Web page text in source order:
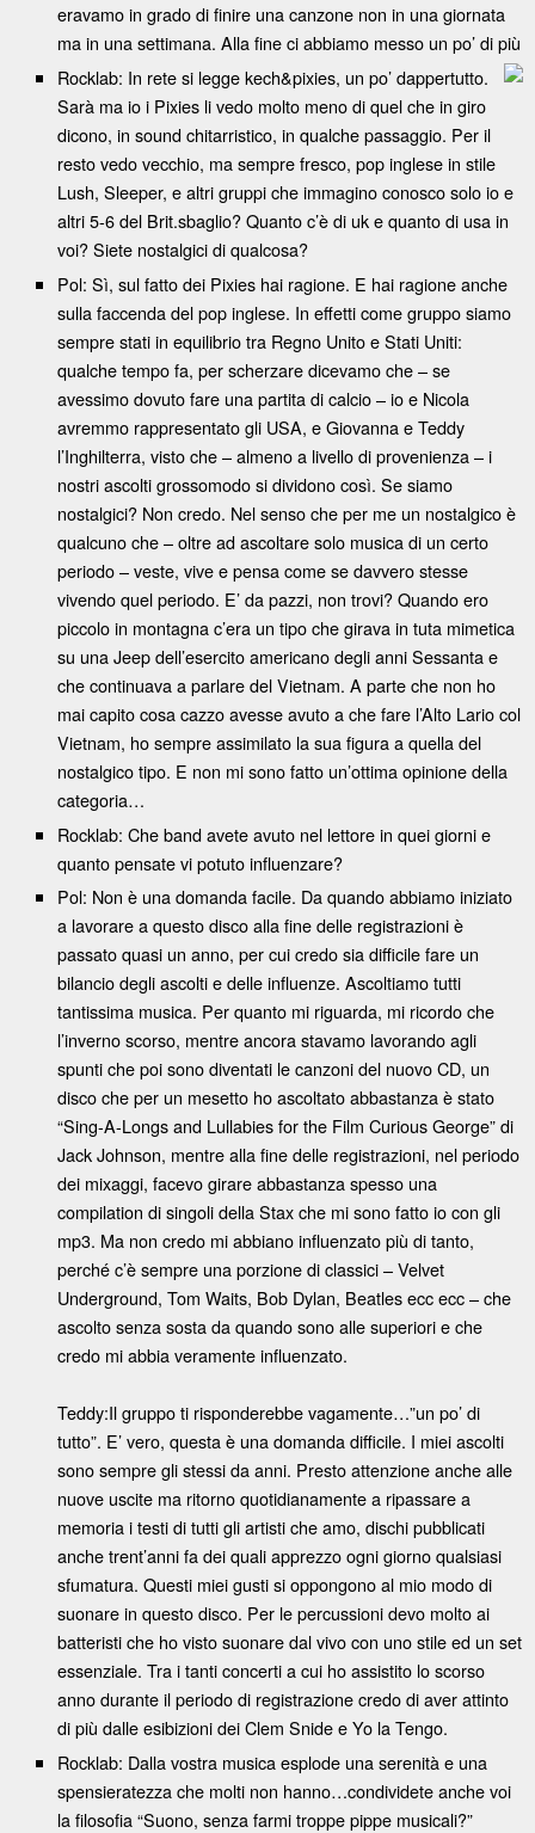
eravamo in grado di finire una canzone non in una giornata
ma in una settimana. Alla fine ci abbiamo messo un po’ di più
Rocklab: In rete si legge kech&pixies, un po’ dappertutto.
Sarà ma io i Pixies li vedo molto meno di quel che in giro
dicono, in sound chitarristico, in qualche passaggio. Per il
resto vedo vecchio, ma sempre fresco, pop inglese in stile
Lush, Sleeper, e altri gruppi che immagino conosco solo io e
altri 5-6 del Brit.sbaglio? Quanto c’è di uk e quanto di usa in
voi? Siete nostalgici di qualcosa?
Pol: Sì, sul fatto dei Pixies hai ragione. E hai ragione anche
sulla faccenda del pop inglese. In effetti come gruppo siamo
sempre stati in equilibrio tra Regno Unito e Stati Uniti:
qualche tempo fa, per scherzare dicevamo che – se
avessimo dovuto fare una partita di calcio – io e Nicola
avremmo rappresentato gli USA, e Giovanna e Teddy
l’Inghilterra, visto che – almeno a livello di provenienza – i
nostri ascolti grossomodo si dividono così. Se siamo
nostalgici? Non credo. Nel senso che per me un nostalgico è
qualcuno che – oltre ad ascoltare solo musica di un certo
periodo – veste, vive e pensa come se davvero stesse
vivendo quel periodo. E’ da pazzi, non trovi? Quando ero
piccolo in montagna c’era un tipo che girava in tuta mimetica
su una Jeep dell’esercito americano degli anni Sessanta e
che continuava a parlare del Vietnam. A parte che non ho
mai capito cosa cazzo avesse avuto a che fare l’Alto Lario col
Vietnam, ho sempre assimilato la sua figura a quella del
nostalgico tipo. E non mi sono fatto un’ottima opinione della
categoria…
Rocklab: Che band avete avuto nel lettore in quei giorni e
quanto pensate vi potuto influenzare?
Pol: Non è una domanda facile. Da quando abbiamo iniziato
a lavorare a questo disco alla fine delle registrazioni è
passato quasi un anno, per cui credo sia difficile fare un
bilancio degli ascolti e delle influenze. Ascoltiamo tutti
tantissima musica. Per quanto mi riguarda, mi ricordo che
l’inverno scorso, mentre ancora stavamo lavorando agli
spunti che poi sono diventati le canzoni del nuovo CD, un
disco che per un mesetto ho ascoltato abbastanza è stato
“Sing-A-Longs and Lullabies for the Film Curious George” di
Jack Johnson, mentre alla fine delle registrazioni, nel periodo
dei mixaggi, facevo girare abbastanza spesso una
compilation di singoli della Stax che mi sono fatto io con gli
mp3. Ma non credo mi abbiano influenzato più di tanto,
perché c’è sempre una porzione di classici – Velvet
Underground, Tom Waits, Bob Dylan, Beatles ecc ecc – che
ascolto senza sosta da quando sono alle superiori e che
credo mi abbia veramente influenzato.
Teddy:Il gruppo ti risponderebbe vagamente…”un po’ di
tutto”. E’ vero, questa è una domanda difficile. I miei ascolti
sono sempre gli stessi da anni. Presto attenzione anche alle
nuove uscite ma ritorno quotidianamente a ripassare a
memoria i testi di tutti gli artisti che amo, dischi pubblicati
anche trent’anni fa dei quali apprezzo ogni giorno qualsiasi
sfumatura. Questi miei gusti si oppongono al mio modo di
suonare in questo disco. Per le percussioni devo molto ai
batteristi che ho visto suonare dal vivo con uno stile ed un set
essenziale. Tra i tanti concerti a cui ho assistito lo scorso
anno durante il periodo di registrazione credo di aver attinto
di più dalle esibizioni dei Clem Snide e Yo la Tengo.
Rocklab: Dalla vostra musica esplode una serenità e una
spensieratezza che molti non hanno…condividete anche voi
la filosofia “Suono, senza farmi troppe pippe musicali?”